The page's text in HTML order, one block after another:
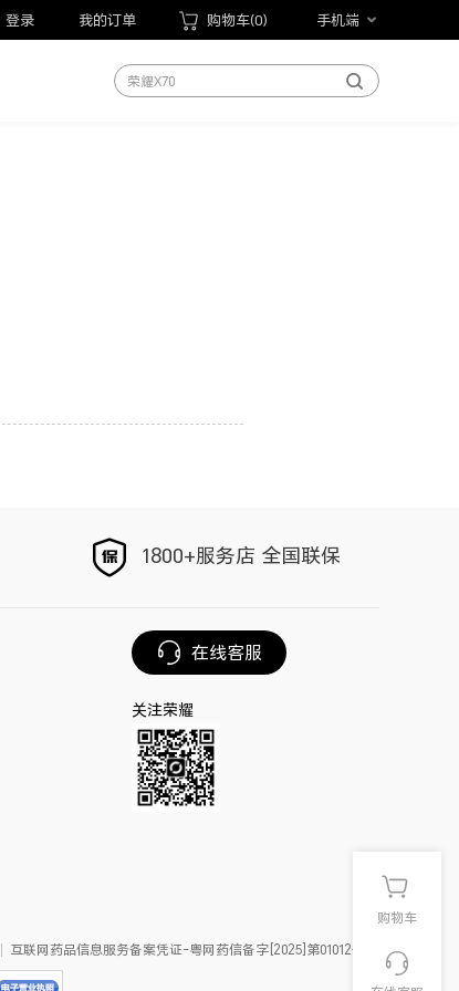
登录 我的订单 购物车(0) 手机端
荣耀600系列
荣耀X70
荣耀Magic V6
1800+服务店 全国联保
在线客服
关注荣耀
互联网药品信息服务备案凭证-粤网药信备字[2025]第01012号
购物车